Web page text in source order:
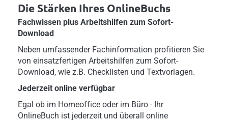
Die Stärken Ihres OnlineBuchs
Fachwissen plus Arbeitshilfen zum Sofort-
Download
Neben umfassender Fachinformation profitieren Sie
von einsatzfertigen Arbeitshilfen zum Sofort-
Download, wie z.B. Checklisten und Textvorlagen.
Jederzeit online verfügbar
Egal ob im Homeoffice oder im Büro - Ihr
OnlineBuch ist jederzeit und überall online